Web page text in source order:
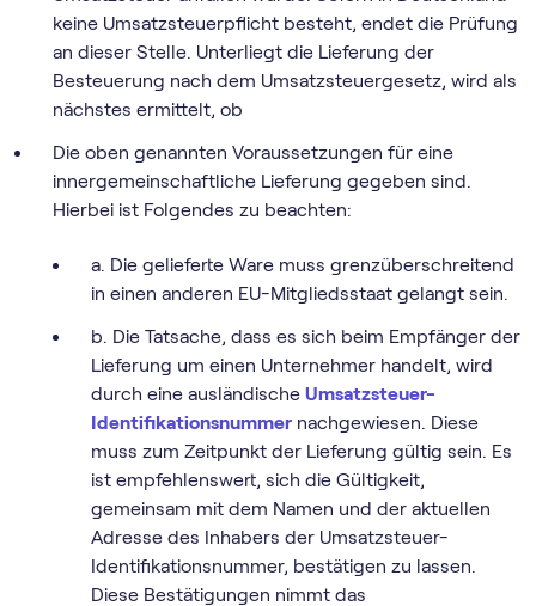
keine Umsatzsteuerpflicht besteht, endet die Prüfung
an dieser Stelle. Unterliegt die Lieferung der
Besteuerung nach dem Umsatzsteuergesetz, wird als
nächstes ermittelt, ob
Die oben genannten Voraussetzungen für eine
innergemeinschaftliche Lieferung gegeben sind.
Hierbei ist Folgendes zu beachten:
a. Die gelieferte Ware muss grenzüberschreitend
in einen anderen EU-Mitgliedsstaat gelangt sein.
b. Die Tatsache, dass es sich beim Empfänger der
Lieferung um einen Unternehmer handelt, wird
durch eine ausländische Umsatzsteuer-
Identifikationsnummer nachgewiesen. Diese
muss zum Zeitpunkt der Lieferung gültig sein. Es
ist empfehlenswert, sich die Gültigkeit,
gemeinsam mit dem Namen und der aktuellen
Adresse des Inhabers der Umsatzsteuer-
Identifikationsnummer, bestätigen zu lassen.
Diese Bestätigungen nimmt das